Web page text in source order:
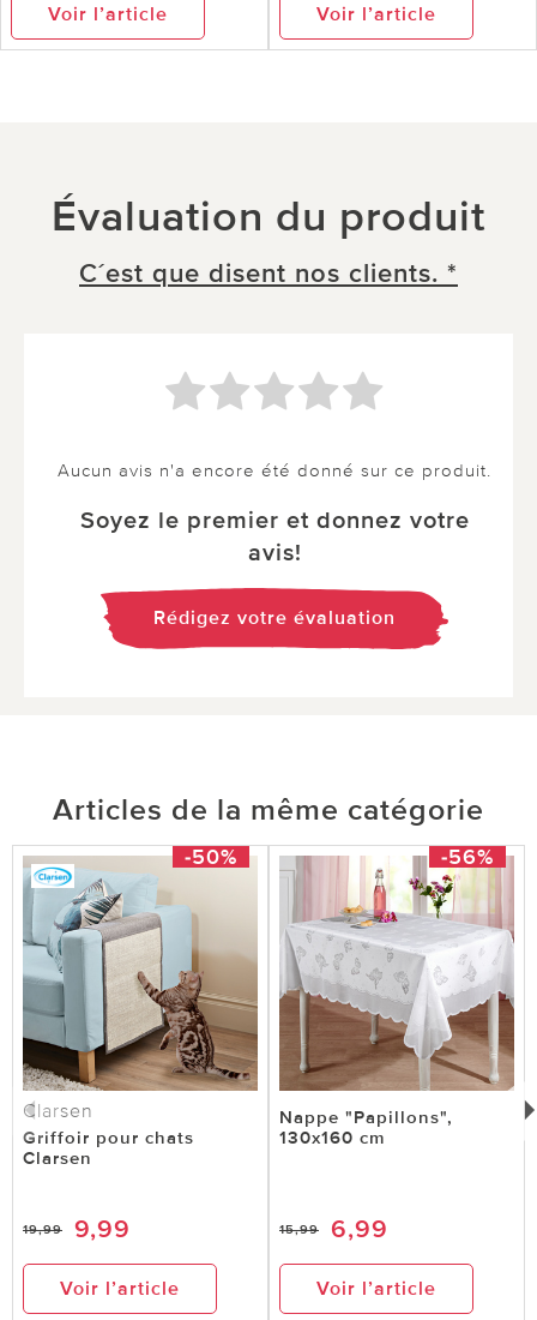
Voir l’article Voir l’article
Évaluation du produit
C´est que disent nos clients. *
Aucun avis n'a encore été donné sur ce produit.
Soyez le premier et donnez votre
avis!
Rédigez votre évaluation
Articles de la même catégorie
-50%
Clarsen
Griffoir pour chats
Clarsen
19,99 9,99
Voir l’article
-56%
Nappe "Papillons",
130x160 cm
15,99 6,99
Voir l’article